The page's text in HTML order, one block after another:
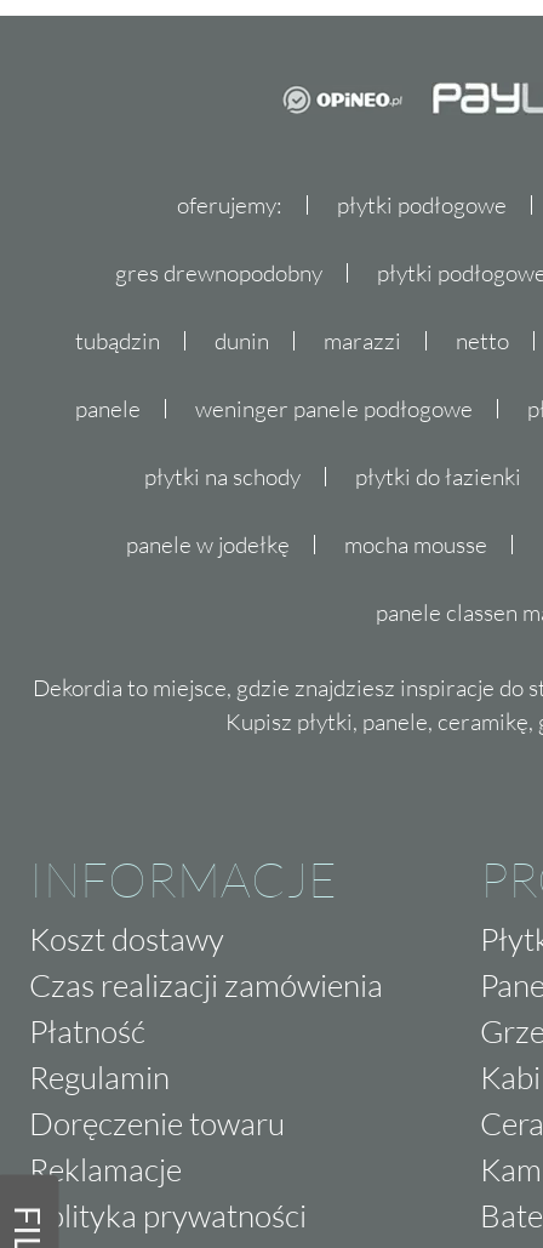
oferujemy: płytki podłogowe
gres drewnopodobny płytki
tubądzin dunin marazzi netto
panele weninger panele podłogowe
płytki na schody płytki do łazienki
panele w jodełkę mocha mousse
panele classen
Dekordia to miejsce, gdzie znajdziesz inspiracje do
Kupisz płytki, panele,
INFORMACJE
Koszt dostawy
Czas realizacji zamówienia
Płatność
Regulamin
Doręczenie towaru
Reklamacje
Polityka prywatności